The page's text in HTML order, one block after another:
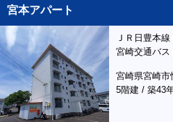
宮本アパート
ＪＲ日豊本
宮崎交通バ
宮崎県宮崎市
5階建 / 築43